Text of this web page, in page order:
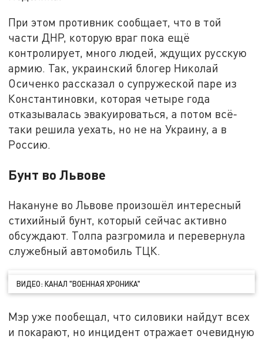
При этом противник сообщает, что в той
части ДНР, которую враг пока ещё
контролирует, много людей, ждущих русскую
армию. Так, украинский блогер Николай
Осиченко рассказал о супружеской паре из
Константиновки, которая четыре года
отказывалась эвакуироваться, а потом всё-
таки решила уехать, но не на Украину, а в
Россию.
Бунт во Львове
Накануне во Львове произошёл интересный
стихийный бунт, который сейчас активно
обсуждают. Толпа разгромила и перевернула
служебный автомобиль ТЦК.
ВИДЕО: КАНАЛ "ВОЕННАЯ ХРОНИКА"
Мэр уже пообещал, что силовики найдут всех
и покарают, но инцидент отражает очевидную